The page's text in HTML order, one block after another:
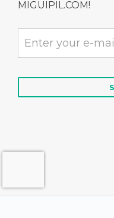
MIGUIPIL.COM!